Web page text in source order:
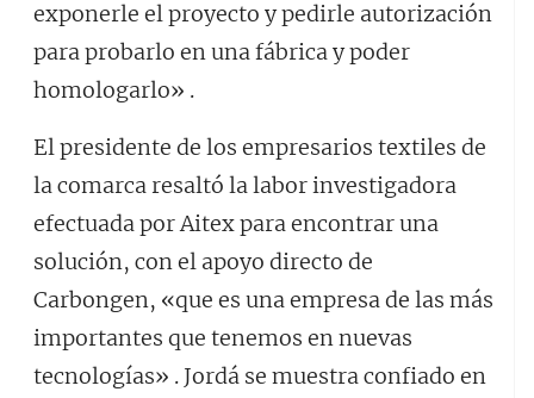
exponerle el proyecto y pedirle autorización
para probarlo en una fábrica y poder
homologarlo» .
El presidente de los empresarios textiles de
la comarca resaltó la labor investigadora
efectuada por Aitex para encontrar una
solución, con el apoyo directo de
Carbongen, «que es una empresa de las más
importantes que tenemos en nuevas
tecnologías» . Jordá se muestra confiado en